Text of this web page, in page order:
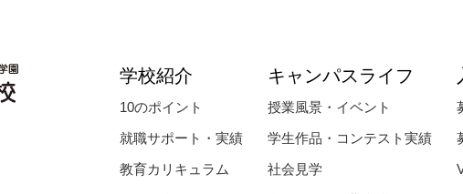
学校紹介
10のポイント
就職サポート・実績
教育カリキュラム
キャンパスライフ
授業風景・イベント
学生作品・コンテスト実績
社会見学